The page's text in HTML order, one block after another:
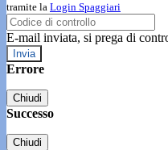
tramite la Login Spaggiari
E-mail inviata, si prega di
Errore
Chiudi
Successo
Chiudi